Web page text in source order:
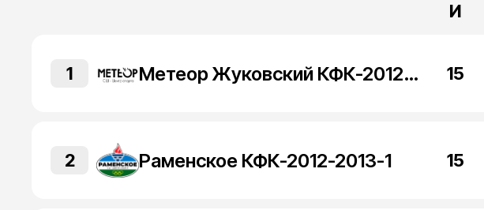
И
1 Метеор Жуковский КФК-2012-2013-1 15
2 Раменское КФК-2012-2013-1 15